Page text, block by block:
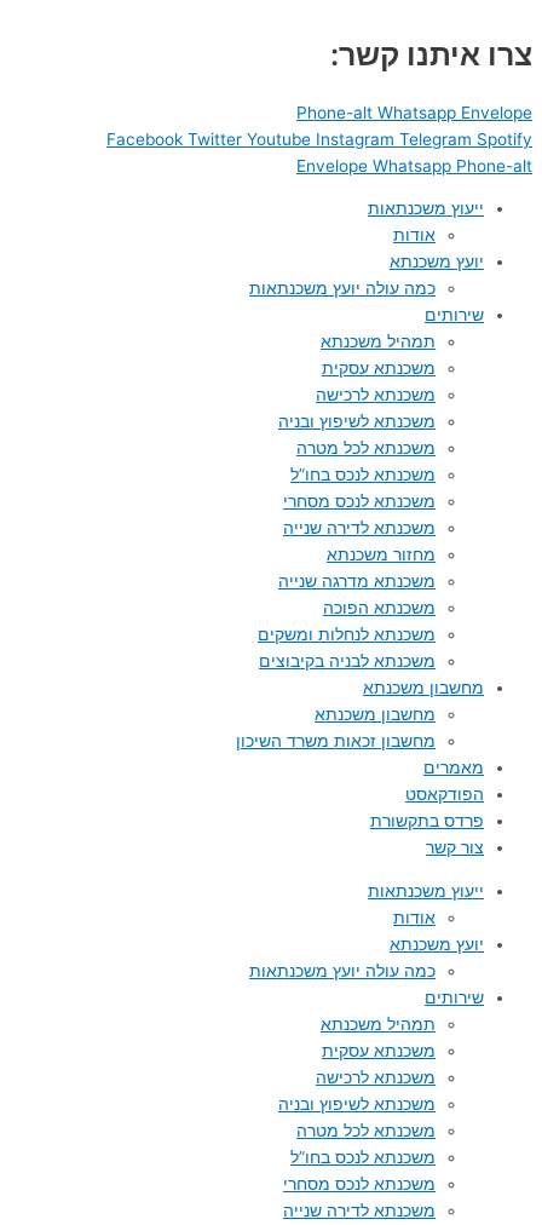
צרו איתנו קשר:
Phone-alt Whatsapp Envelope
Facebook Twitter Youtube Instagram Telegram Spotify
Envelope Whatsapp Phone-alt
ייעוץ משכנתאות
אודות
יועץ משכנתא
כמה עולה יועץ משכנתאות
שירותים
תמהיל משכנתא
משכנתא עסקית
משכנתא לרכישה
משכנתא לשיפוץ ובניה
משכנתא לכל מטרה
משכנתא לנכס בחו”ל
משכנתא לנכס מסחרי
משכנתא לדירה שנייה
מחזור משכנתא
משכנתא מדרגה שנייה
משכנתא הפוכה
משכנתא לנחלות ומשקים
משכנתא לבניה בקיבוצים
מחשבון משכנתא
מחשבון משכנתא
מחשבון זכאות משרד השיכון
מאמרים
הפודקאסט
פרדס בתקשורת
צור קשר
ייעוץ משכנתאות
אודות
יועץ משכנתא
כמה עולה יועץ משכנתאות
שירותים
תמהיל משכנתא
משכנתא עסקית
משכנתא לרכישה
משכנתא לשיפוץ ובניה
משכנתא לכל מטרה
משכנתא לנכס בחו”ל
משכנתא לנכס מסחרי
משכנתא לדירה שנייה